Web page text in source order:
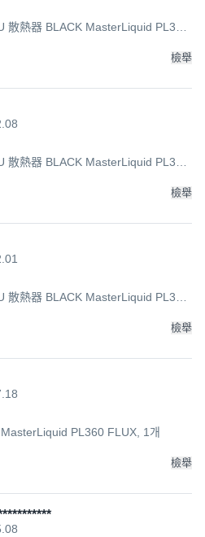
散熱器 BLACK MasterLiquid PL360
檢舉
散熱器 BLACK MasterLiquid PL360
檢舉
散熱器 BLACK MasterLiquid PL360
檢舉
PL360 FLUX, 1개
檢舉